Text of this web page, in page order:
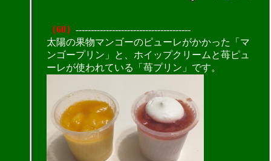
（60） --------------------------------------
太陽の果物マンゴーのピューレがかかった「マ
ンゴープリン」と、ホイップクリームと苺ピュ
ーレが使われている「苺プリン」です。